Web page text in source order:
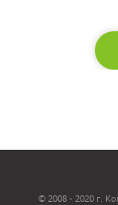
© 2008 - 2020 г.